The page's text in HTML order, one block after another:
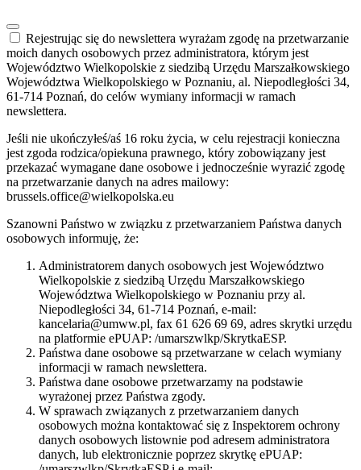
Rejestrując się do newslettera wyrażam zgodę na przetwarzanie
moich danych osobowych przez administratora, którym jest
Województwo Wielkopolskie z siedzibą Urzędu Marszałkowskiego
Województwa Wielkopolskiego w Poznaniu, al. Niepodległości 34,
61-714 Poznań, do celów wymiany informacji w ramach
newslettera.
Jeśli nie ukończyłeś/aś 16 roku życia, w celu rejestracji konieczna
jest zgoda rodzica/opiekuna prawnego, który zobowiązany jest
przekazać wymagane dane osobowe i jednocześnie wyrazić zgodę
na przetwarzanie danych na adres mailowy:
brussels.office@wielkopolska.eu
Szanowni Państwo w związku z przetwarzaniem Państwa danych
osobowych informuję, że:
Administratorem danych osobowych jest Województwo
Wielkopolskie z siedzibą Urzędu Marszałkowskiego
Województwa Wielkopolskiego w Poznaniu przy al.
Niepodległości 34, 61-714 Poznań, e-mail:
kancelaria@umww.pl, fax 61 626 69 69, adres skrytki urzędu
na platformie ePUAP: /umarszwlkp/SkrytkaESP.
Państwa dane osobowe są przetwarzane w celach wymiany
informacji w ramach newslettera.
Państwa dane osobowe przetwarzamy na podstawie
wyrażonej przez Państwa zgody.
W sprawach związanych z przetwarzaniem danych
osobowych można kontaktować się z Inspektorem ochrony
danych osobowych listownie pod adresem administratora
danych, lub elektronicznie poprzez skrytkę ePUAP: